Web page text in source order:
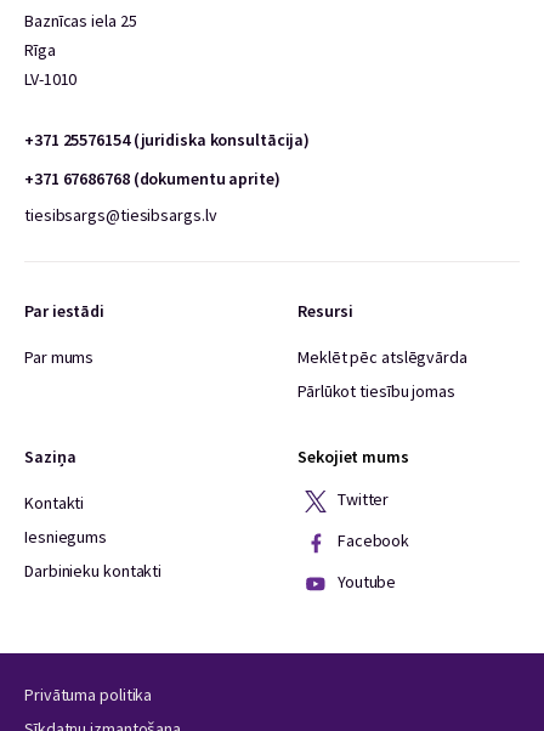
Baznīcas iela 25
Rīga
LV-1010
+371 25576154 (juridiska konsultācija)
+371 67686768 (dokumentu aprite)
tiesibsargs@tiesibsargs.lv
Par iestādi
Par mums
Resursi
Meklēt pēc atslēgvārda
Pārlūkot tiesību jomas
Saziņa
Kontakti
Iesniegums
Darbinieku kontakti
Sekojiet mums
Twitter
Facebook
Youtube
Privātuma politika